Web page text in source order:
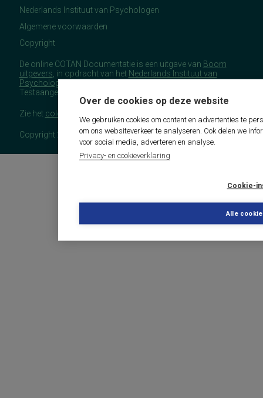
Over de cookies op deze website
We gebruiken cookies om content en advertenties te
om ons websiteverkeer te analyseren. Ook delen we
voor social media, adverteren en analyse.
Privacy- en cookieverklaring
Cookie-
Alle
Nederlands Instituut van Psychologen
Algemene voorwaarden
Copyright
De online COTAN Documentatie is een uitgave van Boom
uitgevers , in opdracht van het Nederlands Instituut van
Psychologen(NIP), namens de Commissie
Testaangelegenheden Nederland (COTAN).
Zie het colofon
Copyright 2026 - COTAN Documentatie